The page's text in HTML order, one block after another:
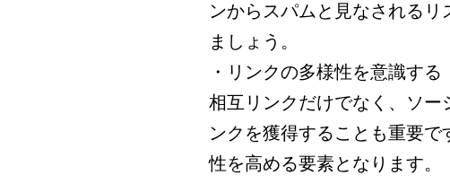
ンからスパムと見なされる
ましょう。
・リンクの多様性を意識する
相互リンクだけでなく、ソー
ンクを獲得することも重要
性を高める要素となります。